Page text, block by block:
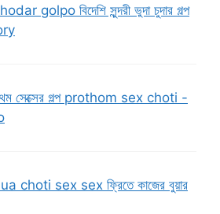
golpo বিদেশি সুন্দরী ভুদা চুদার গল্প
সেক্সের গল্প prothom sex choti -
choti sex sex ফ্রিতে কাজের বুয়ার